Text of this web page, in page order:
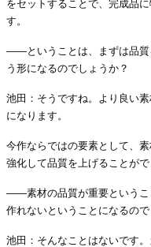
をセットすることで、完成品
す。
――ということは、まずは品質
う形になるのでしょうか？
池田：そうですね。より良い
になります。
今作ならではの要素として、
強化して品質を上げることが
――素材の品質が重要というこ
作れないということになるので
池田：そんなことはないです